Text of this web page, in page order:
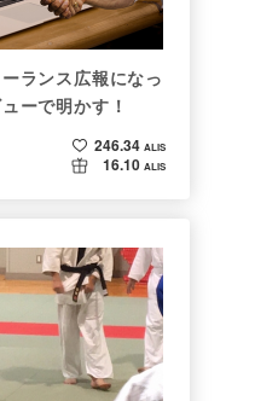
ランス広報になっ
ーで明かす！
246.34 ALIS
16.10 ALIS